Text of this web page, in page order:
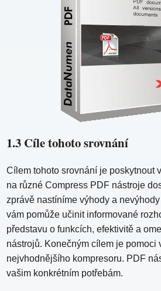
1.3 Cíle tohoto srovnání
Cílem tohoto srovnání je poskytnout
na různé Compress PDF nástroje
zprávě nastíníme výhody a
vám pomůže učinit informované
představu o funkcích, efektivitě a
nástrojů. Konečným cílem je pomoci
nejvhodnějšího kompresoru. PDF
vašim konkrétním potřebám.